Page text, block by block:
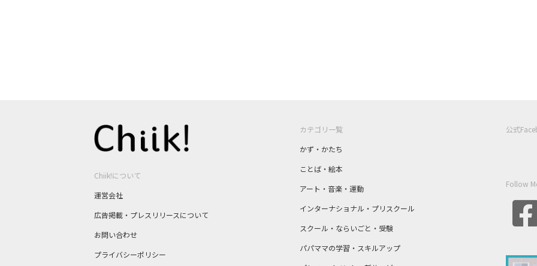
Chiik!について
運営会社
広告掲載・プレスリリースについて
お問い合わせ
プライバシーポリシー
カテゴリ一覧
かず・かたち
ことば・絵本
アート・音楽・運動
インターナショナル・プリスクール
スクール・ならいごと・受験
パパママの学習・スキルアップ
公式
Follow